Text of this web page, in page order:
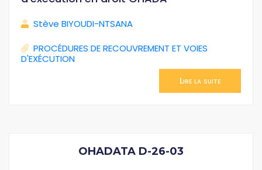
Stève BIYOUDI-NTSANA
PROCÉDURES DE RECOUVREMENT ET VOIES
D'EXÉCUTION
Lire la suite
OHADATA D-26-03